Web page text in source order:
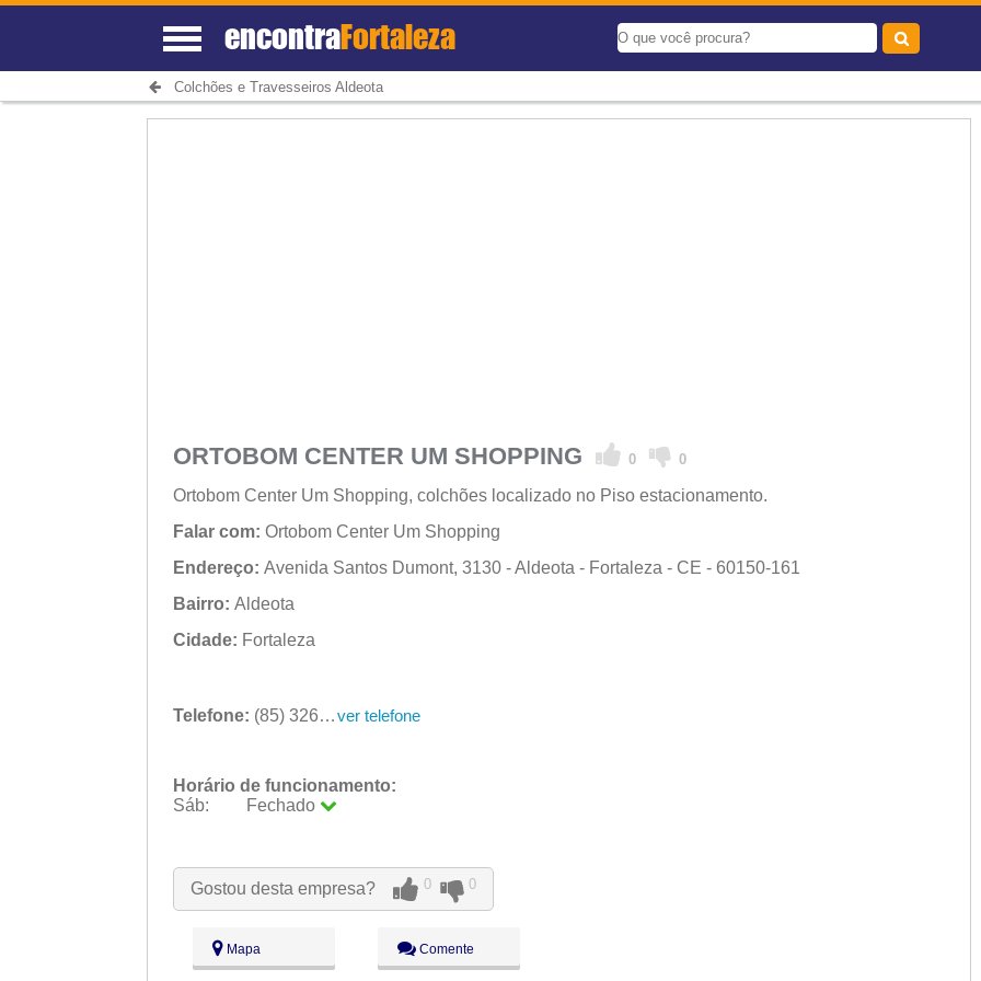
encontraFortaleza
Colchões e Travesseiros Aldeota
ORTOBOM CENTER UM SHOPPING 0 0
Ortobom Center Um Shopping, colchões localizado no Piso estacionamento.
Falar com: Ortobom Center Um Shopping
Endereço: Avenida Santos Dumont, 3130 - Aldeota - Fortaleza - CE - 60150-161
Bairro: Aldeota
Cidade: Fortaleza
Telefone: (85) 3264-8713 ver telefone
Horário de funcionamento:
Sáb:
Fechado
Qua:
09:00 - 18:00
Qui:
09:00 - 18:00
Fechado
Gostou desta empresa? 0 0
Mapa Comente